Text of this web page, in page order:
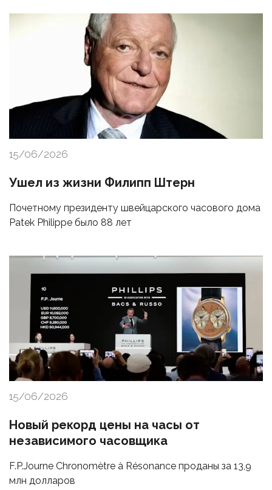
15/06/2026
Ушел из жизни Филипп Штерн
Почетному президенту швейцарского часового дома
Patek Philippe было 88 лет
15/06/2026
Новый рекорд цены на часы от
независимого часовщика
F.P.Journe Chronomètre à Résonance проданы за 13,9
млн долларов